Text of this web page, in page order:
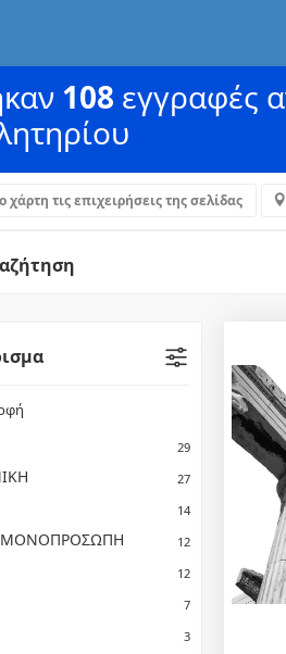
108 εγγραφές
χάρτη τις επιχειρήσεις της σελίδας
29
27
14
ΜΟΝΟΠΡΟΣΩΠΗ 12
12
7
3